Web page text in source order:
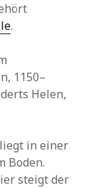
.
1150–
Helen,
in einer
Boden.
steigt der